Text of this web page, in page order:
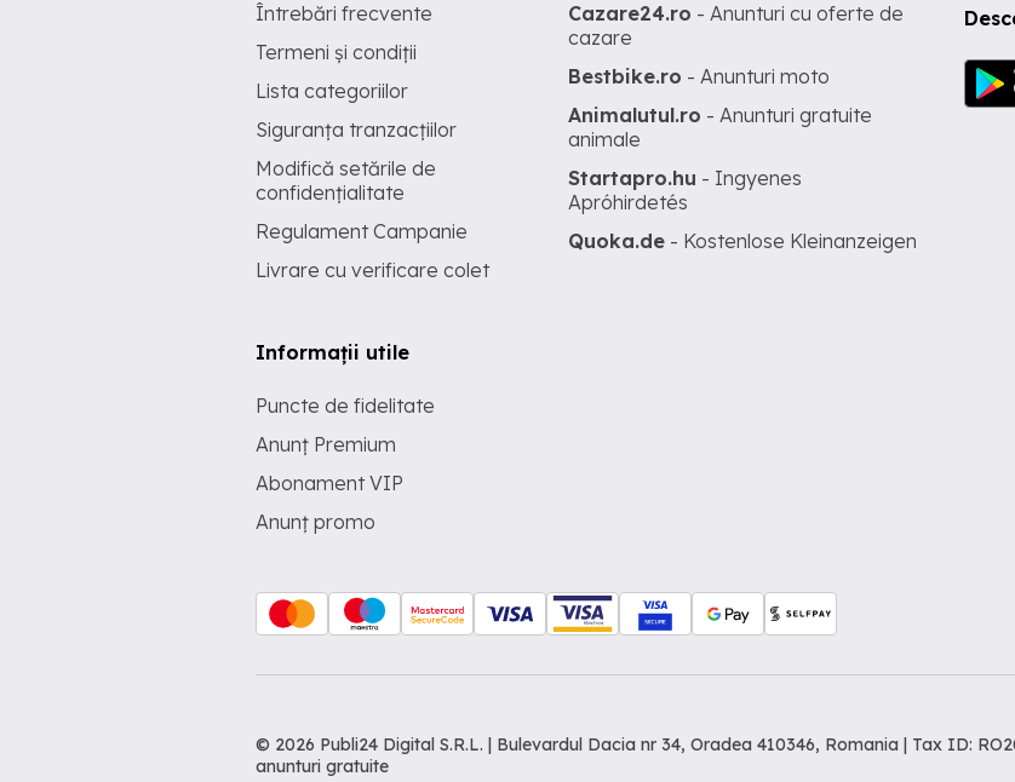
Întrebări frecvente
Termeni și condiții
Lista categoriilor
Siguranța tranzacțiilor
Modifică setările de
confidențialitate
Regulament Campanie
Livrare cu verificare colet
Informații utile
Puncte de fidelitate
Anunț Premium
Abonament VIP
Anunț promo
Cazare24.ro - Anunturi cu oferte de
cazare
Bestbike.ro - Anunturi moto
Animalutul.ro - Anunturi gratuite
animale
Startapro.hu - Ingyenes
Apróhirdetés
Quoka.de - Kostenlose Kleinanzeigen
© 2026 Publi24 Digital S.R.L. | Bulevardul Dacia nr 34, Oradea 410346, Romania | Tax ID:
anunturi gratuite